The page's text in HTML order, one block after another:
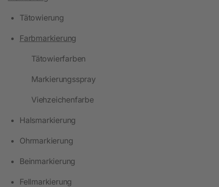
Tätowierung
Farbmarkierung
Tätowierfarben
Markierungsspray
Viehzeichenfarbe
Halsmarkierung
Ohrmarkierung
Beinmarkierung
Fellmarkierung